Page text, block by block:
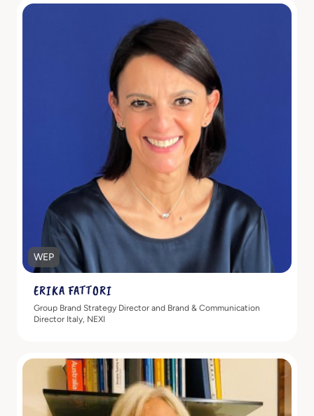
Scopri di più
WEP
ERIKA FATTORI
Group Brand Strategy Director and Brand & Communication
Director Italy, NEXI